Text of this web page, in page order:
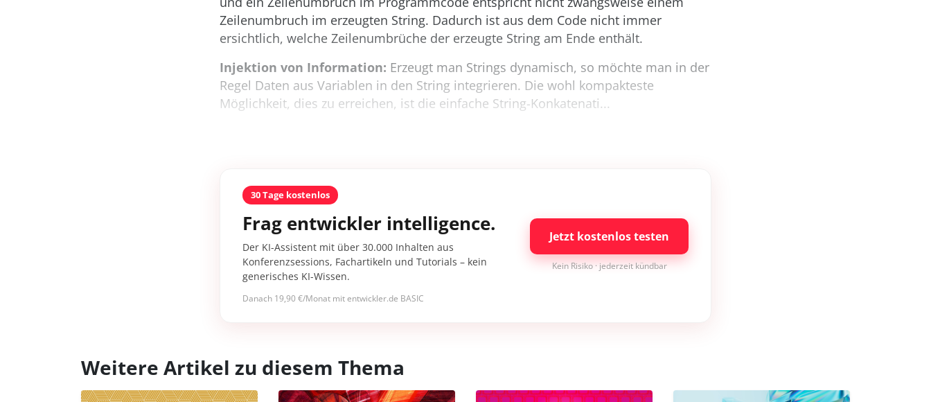
Zeilenumbruch im erzeugten String. Dadurch ist aus dem Code nicht immer
ersichtlich, welche Zeilenumbrüche der erzeugte String am Ende enthält.
Injektion von Information: Erzeugt man Strings dynamisch, so möchte man in der
Regel Daten aus Variablen in den String integrieren. Die wohl kompakteste
Möglichkeit, dies zu erreichen, ist die einfache String-Konkatenati...
30 Tage kostenlos
Frag entwickler intelligence.
Der KI-Assistent mit über 30.000 Inhalten aus
Konferenzsessions, Fachartikeln und Tutorials – kein
generisches KI-Wissen.
Danach 19,90 €/Monat mit entwickler.de BASIC
Jetzt kostenlos testen
Kein Risiko · jederzeit kündbar
Weitere Artikel zu diesem Thema